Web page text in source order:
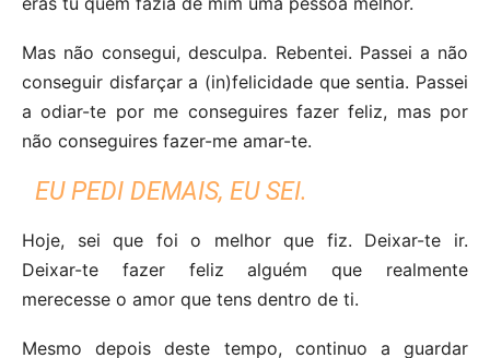
Mas não consegui, desculpa. Rebentei. Passei a não
conseguir disfarçar a (in)felicidade que sentia. Passei
a odiar-te por me conseguires fazer feliz, mas por
não conseguires fazer-me amar-te.
EU PEDI DEMAIS, EU SEI.
Hoje, sei que foi o melhor que fiz. Deixar-te ir.
Deixar-te fazer feliz alguém que realmente
merecesse o amor que tens dentro de ti.
Mesmo depois deste tempo, continuo a guardar